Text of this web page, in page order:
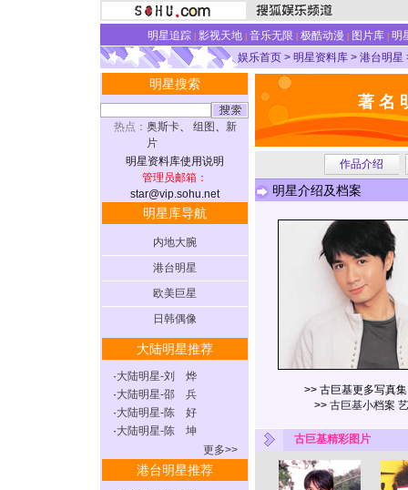
明星追踪 影视天地 音乐无限 极酷动漫 图片库 明
娱乐首页 > 明星资料库 > 港台明星
明星搜索
热点： 奥斯卡、 组图 、
新
片
明星资料库使用说明
管理员邮箱：
star@vip.sohu.net
明星库导航
内地大腕
港台明星
欧美巨星
日韩偶像
大陆明星推荐
·大陆明星-刘 烨
·大陆明星-邵 兵
·大陆明星-陈 好
·大陆明星-陈 坤
更多>>
港台明星推荐
著 名
作品介绍
明星介绍及档案
>> 古巨基更多写真
>> 古巨基小档案
古巨基精彩图片